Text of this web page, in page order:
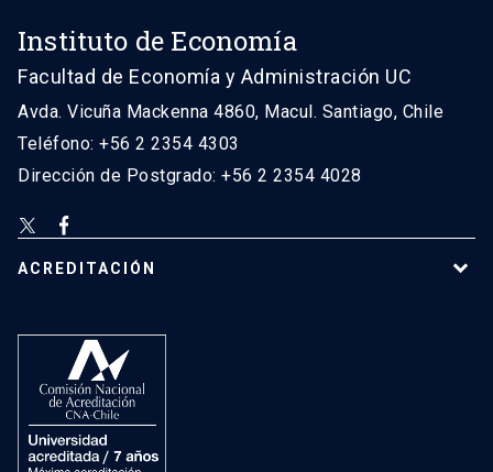
Instituto de Economía
Facultad de Economía y Administración UC
Avda. Vicuña Mackenna 4860, Macul. Santiago, Chile
Teléfono: +56 2 2354 4303
Dirección de Postgrado: +56 2 2354 4028
ACREDITACIÓN